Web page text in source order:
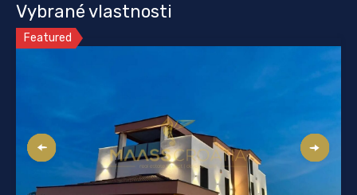
Vybrané vlastnosti
Featured